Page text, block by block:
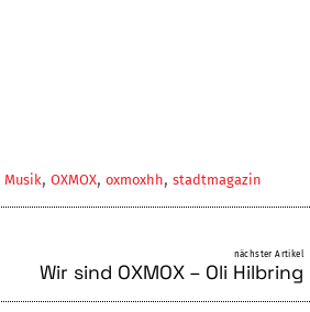
Musik, OXMOX, oxmoxhh, stadtmagazin
nächster Artikel
Wir sind OXMOX – Oli Hilbring